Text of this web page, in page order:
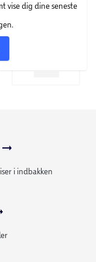
vise dig dine seneste
i indbakken